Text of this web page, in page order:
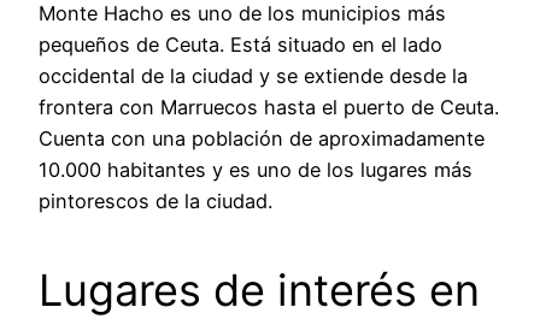
Monte Hacho es uno de los municipios más
pequeños de Ceuta. Está situado en el lado
occidental de la ciudad y se extiende desde la
frontera con Marruecos hasta el puerto de Ceuta.
Cuenta con una población de aproximadamente
10.000 habitantes y es uno de los lugares más
pintorescos de la ciudad.
Lugares de interés en